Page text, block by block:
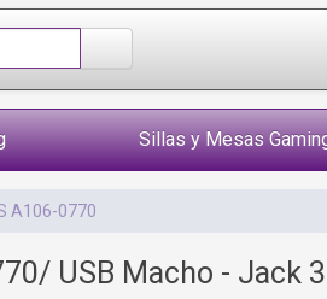
Sillas y Mesas
A106-0770
USB Macho - Jack